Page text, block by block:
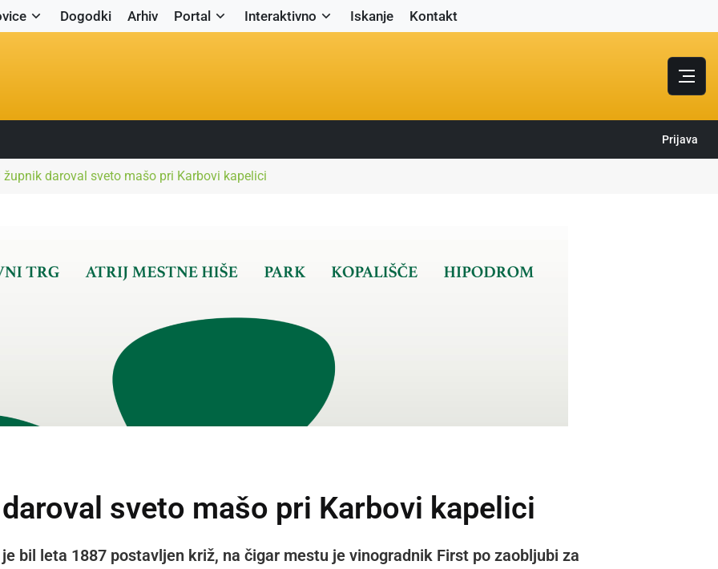
Dogodki Arhiv Portal Interaktivno Iskanje Kontakt
Prijava
župnik daroval sveto mašo pri Karbovi kapelici
sveto mašo pri Karbovi kapelici
bil leta 1887 postavljen križ, na čigar mestu je vinogradnik First po zaobljubi za